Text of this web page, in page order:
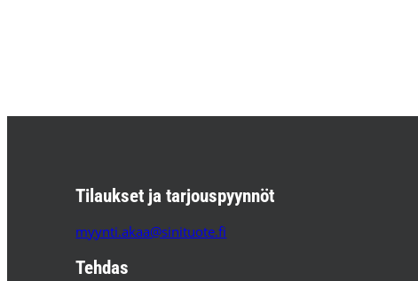
Tilaukset ja tarjouspyynnöt
myynti.akaa@sinituote.fi
Tehdas